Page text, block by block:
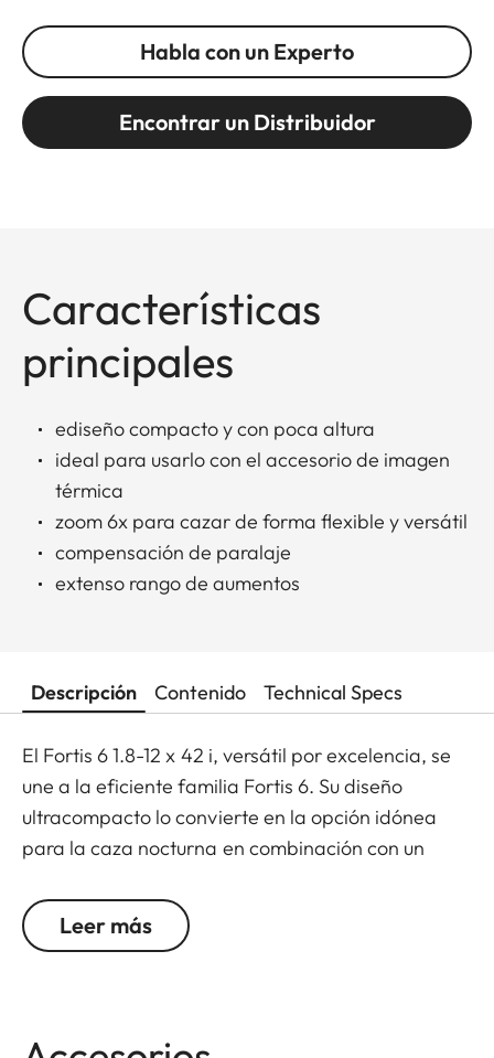
Habla con un Experto
Encontrar un Distribuidor
Características
principales
ediseño compacto y con poca altura
ideal para usarlo con el accesorio de imagen
térmica
zoom 6x para cazar de forma flexible y versátil
compensación de paralaje
extenso rango de aumentos
Descripción Contenido Technical Specs
El Fortis 6 1.8-12 x 42 i, versátil por excelencia, se
une a la eficiente familia Fortis 6. Su diseño
ultracompacto lo convierte en la opción idónea
para la caza nocturna en combinación con un
Pero sus “valores internos” son también
espectaculares: un amplio zoom 6,7x, un generoso
Leer más